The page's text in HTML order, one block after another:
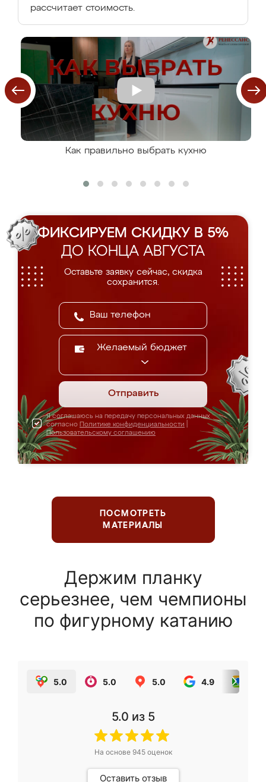
рассчитает стоимость.
Как правильно выбрать кухню
ФИКСИРУЕМ СКИДКУ В 5%
ДО КОНЦА АВГУСТА
Оставьте заявку сейчас, скидка
сохранится.
Желаемый бюджет
Отправить
Я соглашаюсь на передачу персональных данных
согласно Политике конфиденциальности
Пользовательскому соглашению
ПОСМОТРЕТЬ
МАТЕРИАЛЫ
Держим планку
серьезнее, чем чемпионы
по фигурному катанию
5.0 5.0 5.0 4.9
5.0 из 5
На основе 945оценок
Оставить отзыв